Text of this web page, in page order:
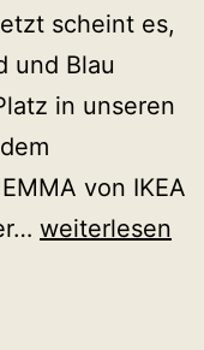
scheint es,
und Blau
in unseren
von IKEA
Blaue
weiterlesen